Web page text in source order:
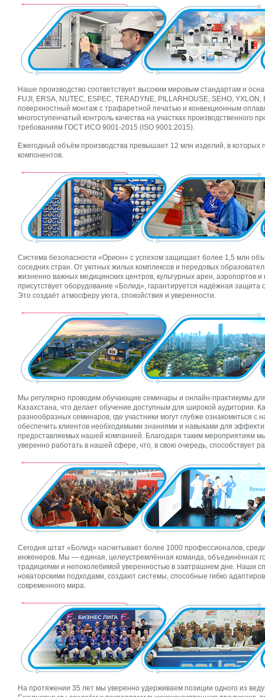
Наше производство соответствует высоким мировым стандартам и
FUJI, ERSA, NUTEC, ESPEC, TERADYNE, PILLARHOUSE, SEHO,
поверхностный монтаж с трафаретной печатью и конвекционным
многоступенчатый контроль качества на участках производственного
требованиям ГОСТ ИСО 9001-2015 (ISO 9001:2015).
Ежегодный объём производства превышает 12 млн изделий, в
компонентов.
Система безопасности «Орион» с успехом защищает более 1,5 млн
соседних стран. От уютных жилых комплексов и передовых
жизненно важных медицинских центров, культурных арен,
присутствует оборудование «Болид», гарантируется надёжная
Это создаёт атмосферу уюта, спокойствия и уверенности.
Мы регулярно проводим обучающие семинары и онлайн-практикумы
Казахстана, что делает обучение доступным для широкой аудитории.
разнообразных семинаров, где участники могут глубже
обеспечить клиентов необходимыми знаниями и навыками для
предоставляемых нашей компанией. Благодаря таким мероприятиям
уверенно работать в нашей сфере, что, в свою очередь, способствует
Сегодня штат «Болид» насчитывает более 1000 профессионалов,
инженеров. Мы — единая, целеустремлённая команда, объединённая
традициями и непоколебимой уверенностью в завтрашнем дне. Наши
новаторскими подходами, создают системы, способные гибко
современного мира.
На протяжении 35 лет мы уверенно удерживаем позиции одного из